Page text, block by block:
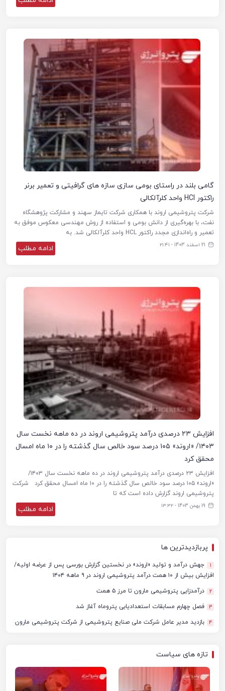
گامی بلند در راستای بومی سازی سازه های گرافیتی و تعمیر برنر
راکتور HCl واحد کلرآلکالی
شرکت پتروشیمی اروند با همکاری شرکت تایماز سهند و مشارکت پژوهشگاه
نفت، با بهره‌گیری از دانش بومی و استفاده از روش مهندسی معکوس موفق به
تعمیر و راه‌اندازی مجدد راکتور HCL واحد کلرآلکالی شد. به
21 اسفند 1403 - ۲۱:۴۱ ادامه مطلب
افزایش ۲۳ درصدی درآمد پتروشیمی اروند در ده ماهه نخست سال
۱۴۰۳/ «اروند» ۱۰۵ درصد سود خالص سال گذشته را در ۱۰ ماه امسال
محقق کرد
افزایش ۲۳ درصدی درآمد پتروشیمی اروند در ده ماهه نخست سال ۱۴۰۳/
«اروند» ۱۰۵ درصد سود خالص سال گذشته را در ۱۰ ماه امسال محقق کرد شرکت
پتروشیمی اروند گزارش داده است که تا
19 بهمن 1403 - ۱۳:۳۲ ادامه مطلب
پربازدیدترین ها
1
جهش درآمد و تولید «اروند» در نخستین گزارش بورسی پس از عرضه اولیه/
افزایش بیش از ۱۰ همت درآمد پتروشیمی اروند در ۹ ماهه ۱۴۰۴
2 درآمدزایی پتروشیمی مارون تا مرز ۵ همت
3 فصل چهارم مسابقات استعدادیابی پتروماه آغاز شد
4 بازدید مدیر عامل شرکت ملی صنایع پتروشیمی از شرکت پتروشیمی مارون
تازه های سیاست